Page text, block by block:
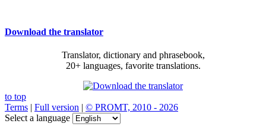
Download the translator
Translator, dictionary and phrasebook,
20+ languages, favorite translations.
to top
Terms | Full version | © PROMT, 2010 - 2026
Select a language